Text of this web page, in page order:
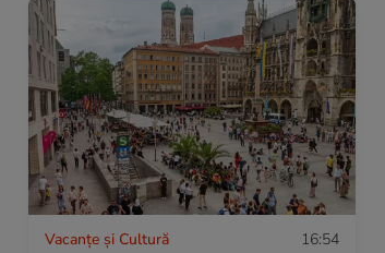
Vacanțe și Cultură 16:54